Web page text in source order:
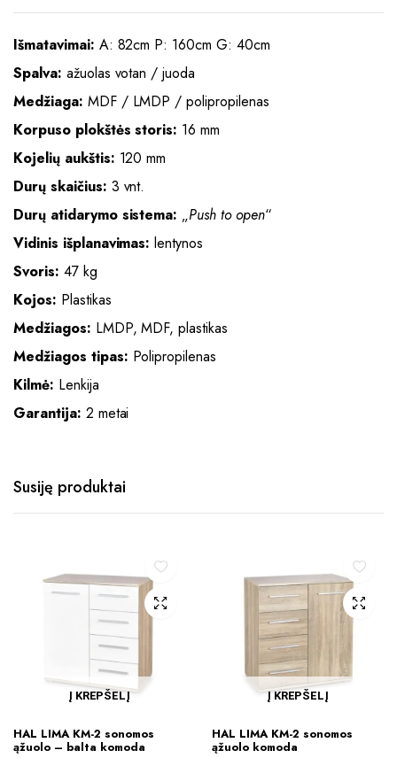
Išmatavimai: A: 82cm P: 160cm G: 40cm
Spalva: ažuolas votan / juoda
Medžiaga: MDF / LMDP / polipropilenas
Korpuso plokštės storis: 16 mm
Kojelių aukštis: 120 mm
Durų skaičius: 3 vnt.
Durų atidarymo sistema: „Push to open“
Vidinis išplanavimas: lentynos
Svoris: 47 kg
Kojos: Plastikas
Medžiagos: LMDP, MDF, plastikas
Medžiagos tipas: Polipropilenas
Kilmė: Lenkija
Garantija: 2 metai
Susiję produktai
Į KREPŠELĮ
HAL LIMA KM-2 sonomos
ąžuolo – balta komoda
Į KREPŠELĮ
HAL LIMA KM-2 sonomos
ąžuolo komoda